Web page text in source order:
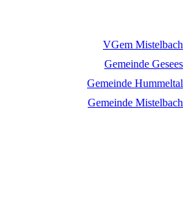
VGem Mistelbach
Gemeinde Gesees
Gemeinde Hummeltal
Gemeinde Mistelbach